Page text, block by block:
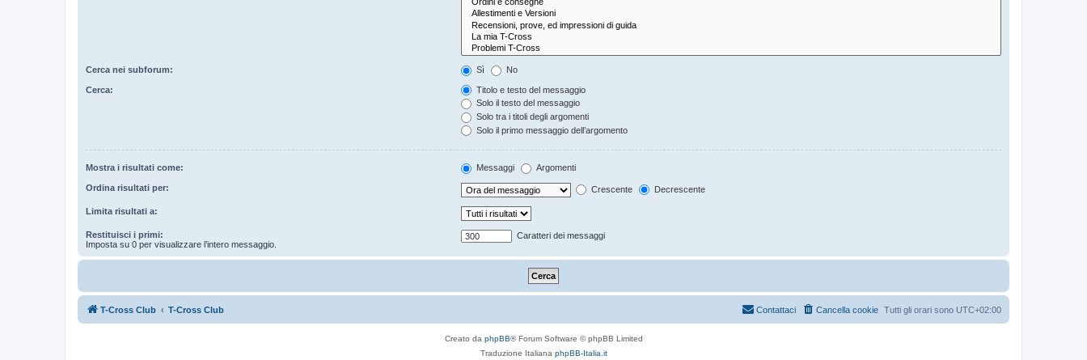
Cerca nei subforum: Sì No
Cerca:
Titolo e testo del messaggio
Solo il testo del messaggio
Solo tra i titoli degli argomenti
Solo il primo messaggio dell’argomento
Mostra i risultati come: Messaggi Argomenti
Ordina risultati per: Crescente Decrescente
Limita risultati a:
Restituisci i primi:
Imposta su 0 per visualizzare l’intero messaggio.
Caratteri dei messaggi
T-Cross Club T-Cross Club Tutti gli orari sono UTC+02:00
Cancella cookie
Contattaci
Creato da phpBB® Forum Software © phpBB Limited
Traduzione Italiana phpBB-Italia.it